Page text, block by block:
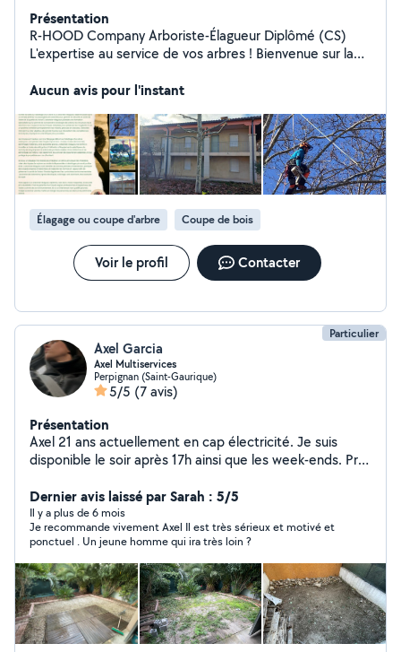
Présentation
R-HOOD Company Arboriste-Élagueur Diplômé (CS)
L'expertise au service de vos arbres ! Bienvenue sur la
spécialisée, dirigée par un arboriste-élagueur diplômé.
uniquement des interventions professionnelles,
raisonnées et respectueuses de vos arbres. - Élagage -
Abattage - Espace Vert - Débroussaillage
Aucun avis pour l'instant
Élagage ou coupe d'arbre Coupe de bois
Voir le profil Contacter
Particulier
Axel Garcia
Axel Multiservices
Perpignan (Saint-Gaurique)
5/5 (7 avis)
Présentation
Axel 21 ans actuellement en cap électricité. Je suis
disponible le soir après 17h ainsi que les week-ends. Prêt
jardinage etc)
Dernier avis laissé par Sarah : 5/5
Il y a plus de 6 mois
Je recommande vivement Axel Il est très sérieux et motivé et
ponctuel . Un jeune homme qui ira très loin ?